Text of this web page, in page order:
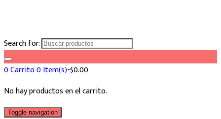
Search for:
0Carrito0 Item(s)-$0.00
No hay productos en el carrito.
Toggle navigation